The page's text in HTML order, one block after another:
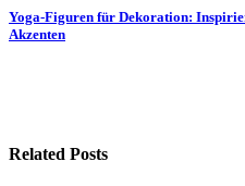
Yoga-Figuren für Dekoration:
Akzenten
Related Posts